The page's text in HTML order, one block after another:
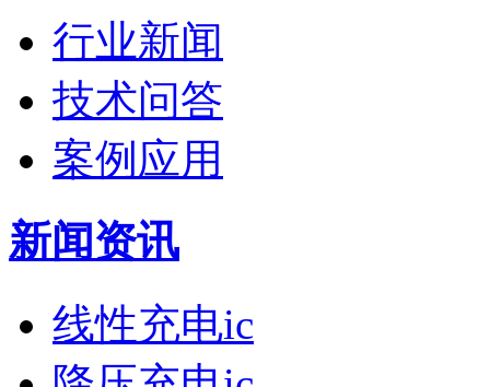
行业新闻
技术问答
案例应用
新闻资讯
线性充电ic